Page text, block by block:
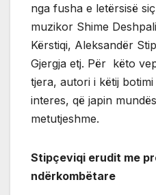
nga fusha e letërsisë
muzikor Shime
Kërstiqi, Aleksandër
Gjergja etj. Për këto
tjera, autori i këtij
interes, që japin
metutjeshme.
Stipçeviqi erudit me
ndërkombëtare